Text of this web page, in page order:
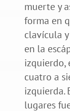
muerte y
forma en
clavícula
en la
izquierdo,
cuatro a
izquierda.
lugares